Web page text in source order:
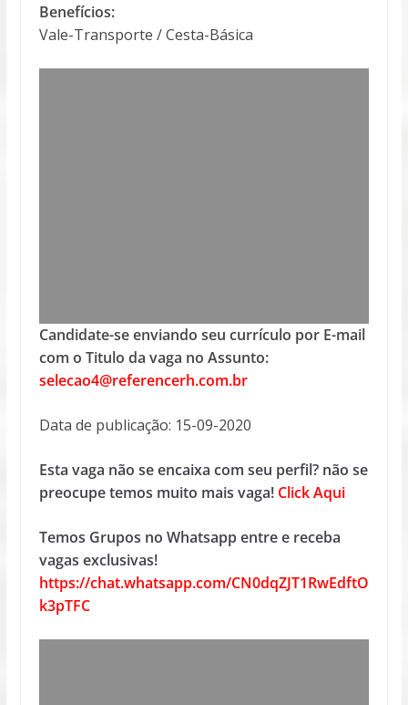
Benefícios:
Vale-Transporte / Cesta-Básica
Candidate-se enviando seu currículo por E-mail
com o Titulo da vaga no Assunto:
selecao4@referencerh.com.br
Data de publicação: 15-09-2020
Esta vaga não se encaixa com seu perfil? não se
preocupe temos muito mais vaga! Click Aqui
Temos Grupos no Whatsapp entre e receba
vagas exclusivas!
https://chat.whatsapp.com/CN0dqZJT1RwEdftO
k3pTFC